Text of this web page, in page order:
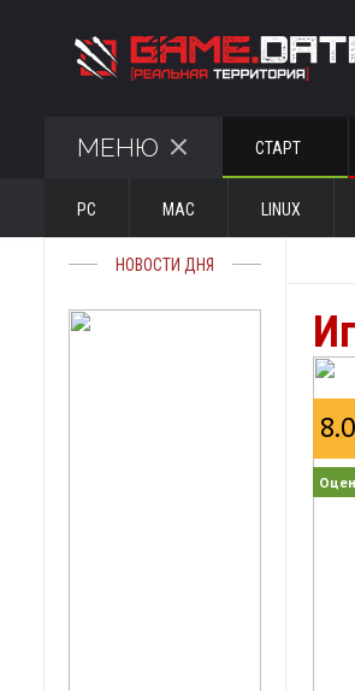
МЕНЮ СТАРТ
PC MAC LINUX
НОВОСТИ ДНЯ
8.0